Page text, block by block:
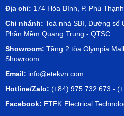
Địa chỉ: 174 Hòa Bình, P. Phú
Chi nhánh: Toà nhà SBI, Đường số
Phần Mềm Quang Trung - QTSC
Showroom: Tầng 2 tòa Olympia
Showroom
Email: info@etekvn.com
Hotline/Zalo: (+84) 975 732 673 -
Facebook: ETEK Electrical